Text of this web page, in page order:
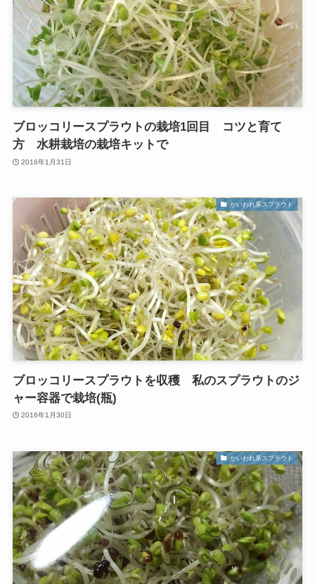
ブロッコリースプラウトの栽培1回目 コツと育て
方 水耕栽培の栽培キットで
2016年1月31日
かいわれ系スプラウト
ブロッコリースプラウトを収穫 私のスプラウトのジ
ャー容器で栽培(瓶)
2016年1月30日
かいわれ系スプラウト